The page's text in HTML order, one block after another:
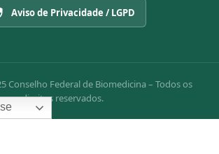
Aviso de Privacidade / LGPD
Conselho Federal de Biomedicina – Todos os
direitos reservados.